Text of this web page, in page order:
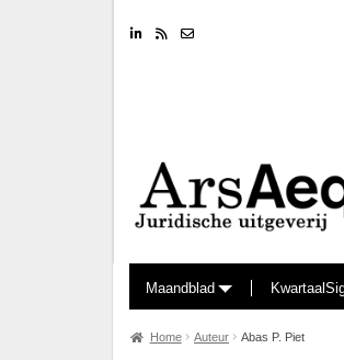
LinkedinRSS feed
Maandblad
Home Auteur Abas P. Piet